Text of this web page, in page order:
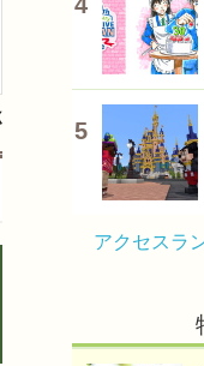
アクセスラ